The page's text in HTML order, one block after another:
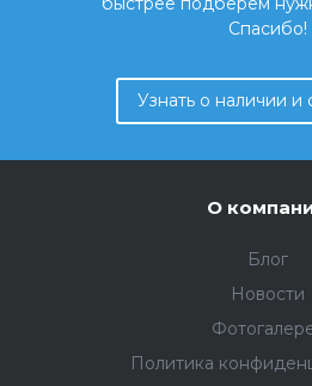
Спасибо!
Узнать о наличии и
О
Блог
Новости
Политика